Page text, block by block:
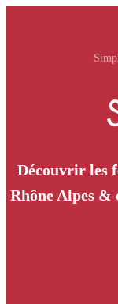
Découvrir les
Rhône Alpes &